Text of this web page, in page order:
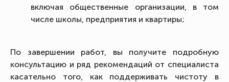
включая общественные организации, в том
числе школы, предприятия и квартиры;
По завершении работ, вы получите подробную
консультацию и ряд рекомендаций от специалиста
касательно того, как поддерживать чистоту в